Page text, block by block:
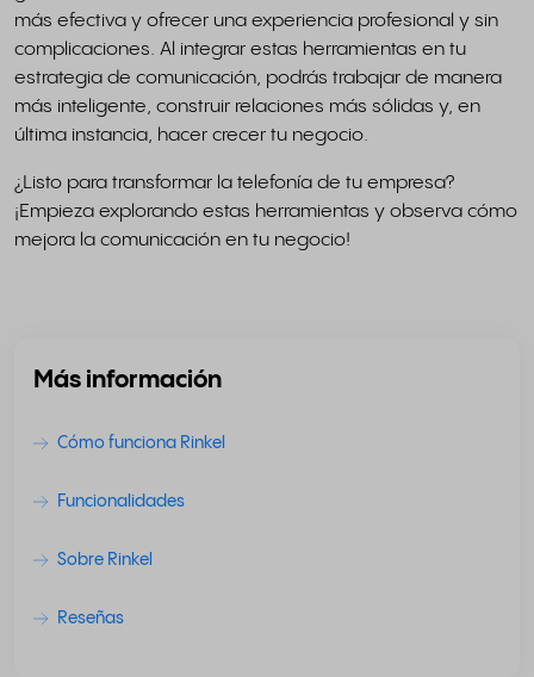
más efectiva y ofrecer una experiencia profesional y sin
complicaciones. Al integrar estas herramientas en tu
estrategia de comunicación, podrás trabajar de manera
más inteligente, construir relaciones más sólidas y, en
última instancia, hacer crecer tu negocio.
¿Listo para transformar la telefonía de tu empresa?
¡Empieza explorando estas herramientas y observa cómo
mejora la comunicación en tu negocio!
Más información
Cómo funciona Rinkel
Funcionalidades
Sobre Rinkel
Reseñas